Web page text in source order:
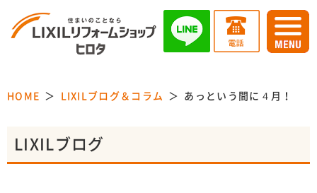
HOME LIXILブログ＆コラム あっという間に４月！
LIXILブログ